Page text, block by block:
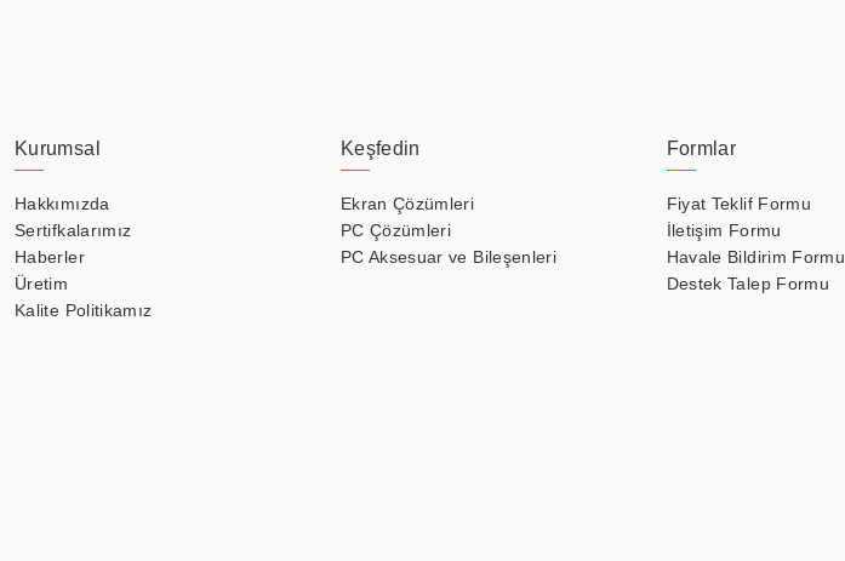
Kurumsal
Hakkımızda
Sertifkalarımız
Haberler
Üretim
Kalite Politikamız
Keşfedin
Ekran Çözümleri
PC Çözümleri
PC Aksesuar ve Bileşenleri
Formlar
Fiyat Teklif Formu
İletişim Formu
Havale Bildirim Formu
Destek Talep Formu